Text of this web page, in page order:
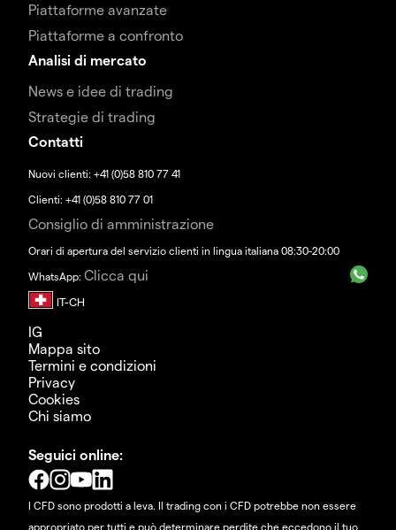
Piattaforme avanzate
Piattaforme a confronto
Analisi di mercato
News e idee di trading
Strategie di trading
Contatti
Nuovi clienti: +41 (0)58 810 77 41
Clienti: +41 (0)58 810 77 01
Consiglio di amministrazione
Orari di apertura del servizio clienti in lingua italiana 08:30-20:00
WhatsApp: Clicca qui
IG
Mappa sito
Termini e condizioni
Privacy
Cookies
Chi siamo
Seguici online:
I CFD sono prodotti a leva. Il trading con i CFD potrebbe non essere
appropriato per tutti e può determinare perdite che eccedono il tuo